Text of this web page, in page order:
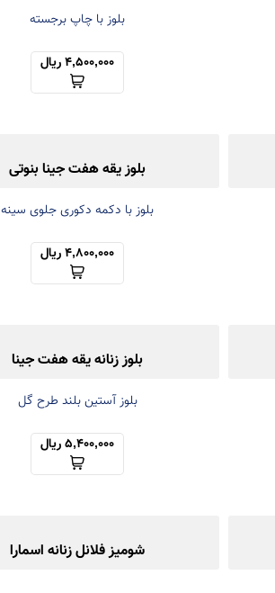
بلوز با چاپ برجسته
4,500,000 ریال
بلوز یقه هفت جینا بنوتی
بلوز با دکمه دکوری جلوی سینه
4,800,000 ریال
بلوز زنانه یقه هفت جینا
بلوز آستین بلند طرح گل
5,400,000 ریال
شومیز فلانل زنانه اسمارا